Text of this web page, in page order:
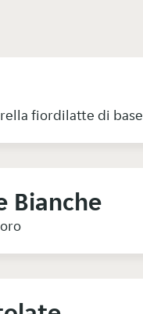
fiordilatte di base
Bianche